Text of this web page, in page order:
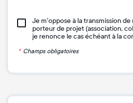
Je m'oppose à la transmission de
porteur de projet (association,
je renonce le cas échéant à la
* Champs obligatoires